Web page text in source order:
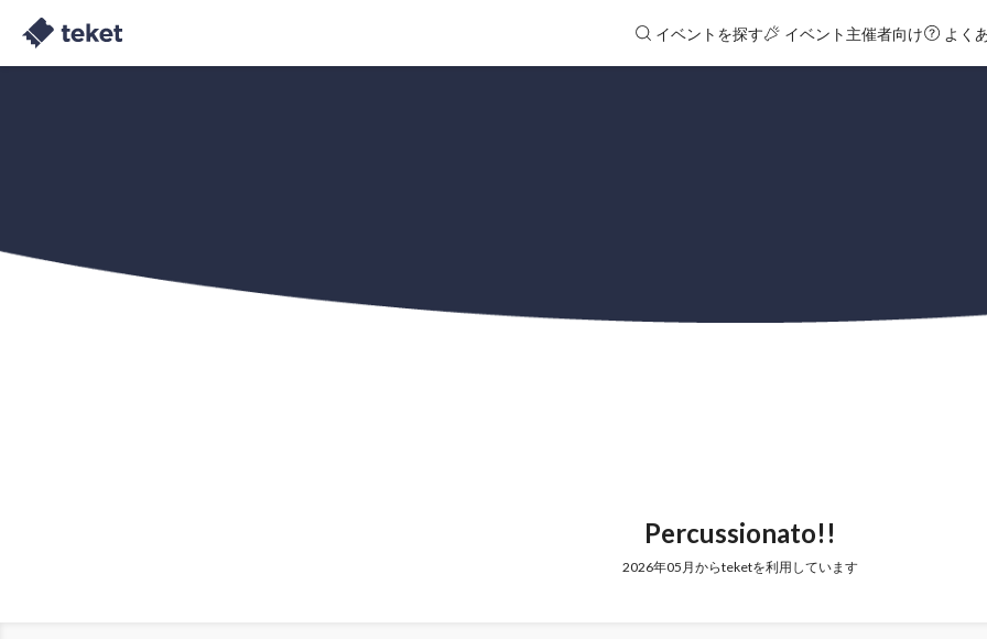
イベントを探す イベント主催者向け よく
Percussionato!!
2026年05月からteketを利用しています